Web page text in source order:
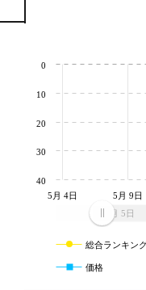
5月 5日
5月 4日 5月 9日
0
10
20
30
40
総合ランキン
価格